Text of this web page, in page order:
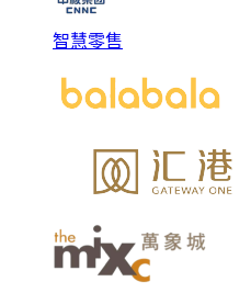
智慧零售